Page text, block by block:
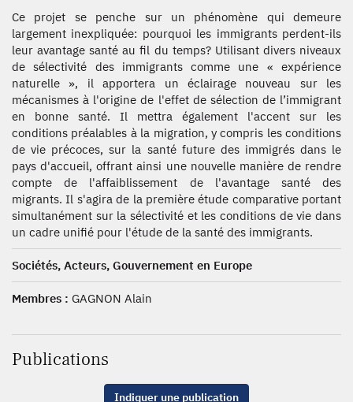
Ce projet se penche sur un phénomène qui demeure
largement inexpliquée: pourquoi les immigrants perdent-ils
leur avantage santé au fil du temps? Utilisant divers niveaux
de sélectivité des immigrants comme une « expérience
naturelle », il apportera un éclairage nouveau sur les
mécanismes à l'origine de l'effet de sélection de l’immigrant
en bonne santé. Il mettra également l'accent sur les
conditions préalables à la migration, y compris les conditions
de vie précoces, sur la santé future des immigrés dans le
pays d'accueil, offrant ainsi une nouvelle manière de rendre
compte de l'affaiblissement de l'avantage santé des
migrants. Il s'agira de la première étude comparative portant
simultanément sur la sélectivité et les conditions de vie dans
un cadre unifié pour l'étude de la santé des immigrants.
Sociétés, Acteurs, Gouvernement en Europe
Membres : GAGNON Alain
Publications
Indiquer une publication